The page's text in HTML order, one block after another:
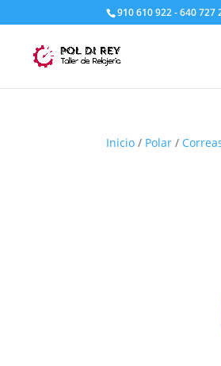
910 610 922 - 640 727
Inicio / Polar /